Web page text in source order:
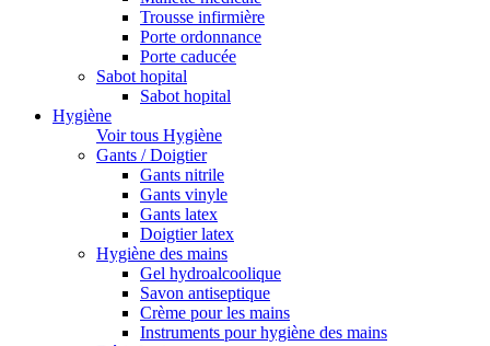
Trousse infirmière
Porte ordonnance
Porte caducée
Sabot hopital
Sabot hopital
Hygiène
Voir tous Hygiène
Gants / Doigtier
Gants nitrile
Gants vinyle
Gants latex
Doigtier latex
Hygiène des mains
Gel hydroalcoolique
Savon antiseptique
Crème pour les mains
Instruments pour hygiène des mains